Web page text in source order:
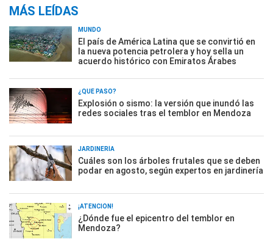
MÁS LEÍDAS
MUNDO
El país de América Latina que se convirtió en
la nueva potencia petrolera y hoy sella un
acuerdo histórico con Emiratos Árabes
¿QUÉ PASÓ?
Explosión o sismo: la versión que inundó las
redes sociales tras el temblor en Mendoza
JARDINERÍA
Cuáles son los árboles frutales que se deben
podar en agosto, según expertos en jardinería
¡ATENCIÓN!
¿Dónde fue el epicentro del temblor en
Mendoza?